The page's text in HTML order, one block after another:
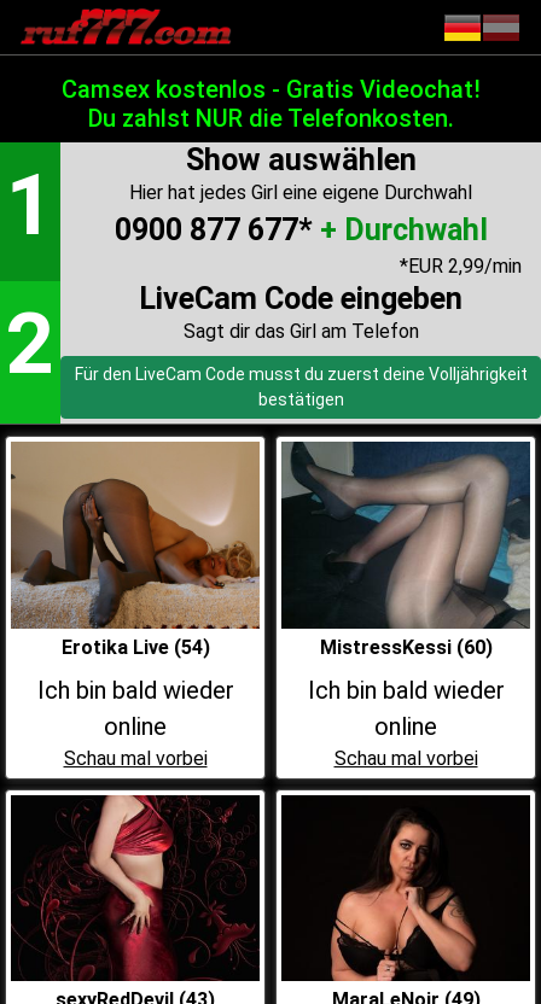
Für den LiveCam Code musst du zuerst deine Volljährigkeit
Camsex kostenlos - Gratis Videochat!
Du zahlst NUR die Telefonkosten.
1 Show auswählen
Hier hat jedes Girl eine eigene Durchwahl
0900 877 677* + Durchwahl
*EUR 2,99/min
2 LiveCam Code eingeben
Sagt dir das Girl am Telefon
Für den LiveCam Code musst du zuerst deine Volljährigkeit
bestätigen
Erotika Live (54)
Ich bin bald wieder
online
Schau mal vorbei
MistressKessi (60)
Ich bin bald wieder
online
Schau mal vorbei